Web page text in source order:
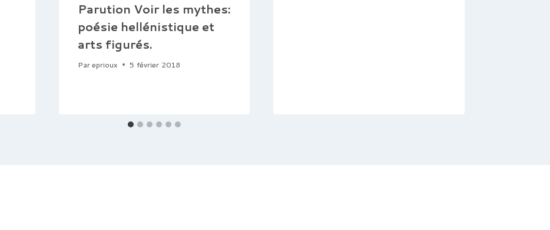
Parution Voir les mythes:
poésie hellénistique et
arts figurés.
Pareprioux 5 février 2018